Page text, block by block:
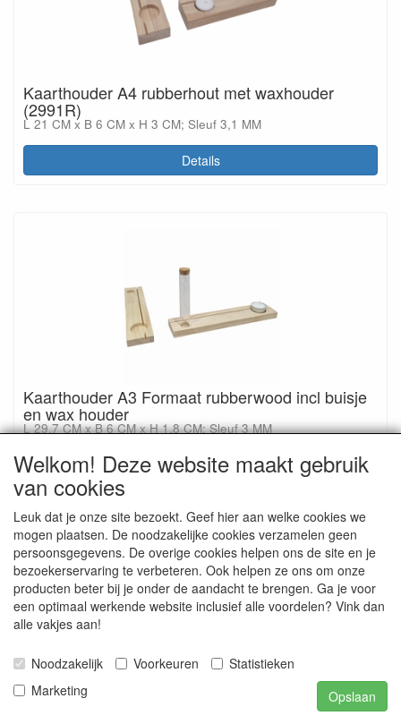
Kaarthouder A4 rubberhout met waxhouder
(2991R)
L 21 CM x B 6 CM x H 3 CM; Sleuf 3,1 MM
Details
Kaarthouder A3 Formaat rubberwood incl buisje
en wax houder
L 29,7 CM x B 6 CM x H 1,8 CM; Sleuf 3 MM
Details
Kaarthouder dubbel A3 Formaat MDF zwart
Welkom! Deze website maakt gebruik
van cookies
Leuk dat je onze site bezoekt. Geef hier aan welke cookies we
mogen plaatsen. De noodzakelijke cookies verzamelen geen
persoonsgegevens. De overige cookies helpen ons de site en je
bezoekerservaring te verbeteren. Ook helpen ze ons om onze
producten beter bij je onder de aandacht te brengen. Ga je voor
een optimaal werkende website inclusief alle voordelen? Vink dan
alle vakjes aan!
Noodzakelijk Voorkeuren
Statistieken
Marketing
Opslaan